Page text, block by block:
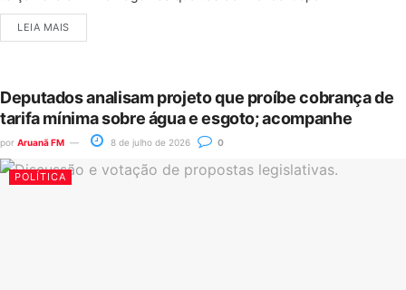
LEIA MAIS
Deputados analisam projeto que proíbe cobrança de
tarifa mínima sobre água e esgoto; acompanhe
por Aruanã FM 8 de julho de 2026 0
POLÍTICA